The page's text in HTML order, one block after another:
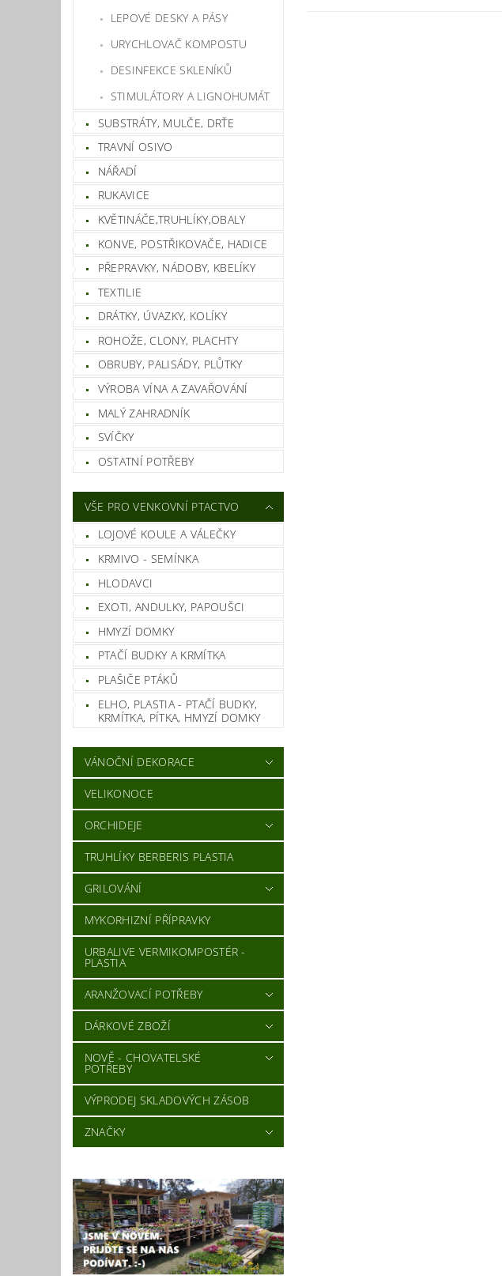
LEPOVÉ DESKY A PÁSY
URYCHLOVAČ KOMPOSTU
DESINFEKCE SKLENÍKŮ
STIMULÁTORY A LIGNOHUMÁT
SUBSTRÁTY, MULČE, DRŤE
TRAVNÍ OSIVO
NÁŘADÍ
RUKAVICE
KVĚTINÁČE,TRUHLÍKY,OBALY
KONVE, POSTŘIKOVAČE, HADICE
PŘEPRAVKY, NÁDOBY, KBELÍKY
TEXTILIE
DRÁTKY, ÚVAZKY, KOLÍKY
ROHOŽE, CLONY, PLACHTY
OBRUBY, PALISÁDY, PLŮTKY
VÝROBA VÍNA A ZAVAŘOVÁNÍ
MALÝ ZAHRADNÍK
SVÍČKY
OSTATNÍ POTŘEBY
VŠE PRO VENKOVNÍ PTACTVO
LOJOVÉ KOULE A VÁLEČKY
KRMIVO - SEMÍNKA
HLODAVCI
EXOTI, ANDULKY, PAPOUŠCI
HMYZÍ DOMKY
PTAČÍ BUDKY A KRMÍTKA
PLAŠIČE PTÁKŮ
ELHO, PLASTIA - PTAČÍ BUDKY,
KRMÍTKA, PÍTKA, HMYZÍ DOMKY
VÁNOČNÍ DEKORACE
VELIKONOCE
ORCHIDEJE
TRUHLÍKY BERBERIS PLASTIA
GRILOVÁNÍ
MYKORHIZNÍ PŘÍPRAVKY
URBALIVE VERMIKOMPOSTÉR -
PLASTIA
ARANŽOVACÍ POTŘEBY
DÁRKOVÉ ZBOŽÍ
NOVĚ - CHOVATELSKÉ
POTŘEBY
VÝPRODEJ SKLADOVÝCH ZÁSOB
ZNAČKY